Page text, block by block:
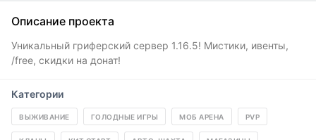
Описание проекта
Уникальный гриферский сервер 1.16.5! Мистики, ивенты,
/free, скидки на донат!
Категории
ВЫЖИВАНИЕ ГОЛОДНЫЕ ИГРЫ МОБ АРЕНА PVP